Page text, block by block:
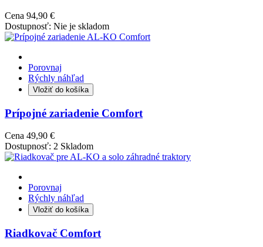
Cena 94,90 €
Dostupnosť: Nie je skladom
Porovnaj
Rýchly náhľad
Vložiť do košíka
Prípojné zariadenie Comfort
Cena 49,90 €
Dostupnosť: 2 Skladom
Porovnaj
Rýchly náhľad
Vložiť do košíka
Riadkovač Comfort